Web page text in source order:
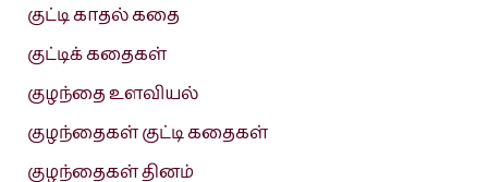
குட்டி காதல் கதை
குட்டிக் கதைகள்
குழந்தை உளவியல்
குழந்தைகள் குட்டி கதைகள்
குழந்தைகள் தினம்